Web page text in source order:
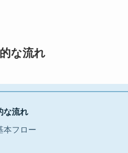
な流れ
な流れ
本フロー